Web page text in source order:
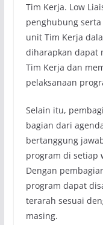
Tim Kerja. Low
penghubung
unit Tim Kerja
diharapkan dapat
Tim Kerja dan
pelaksanaan
Selain itu,
bagian dari
bertanggung
program di setiap
Dengan
program dapat
terarah sesuai
masing.